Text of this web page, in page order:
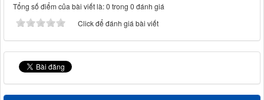
Tổng số điểm của bài viết là: 0 trong 0 đánh giá
Click để đánh giá bài viết